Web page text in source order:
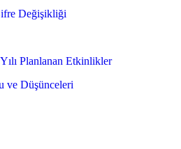
Değişikliği
Planlanan Etkinlikler
ve Düşünceleri